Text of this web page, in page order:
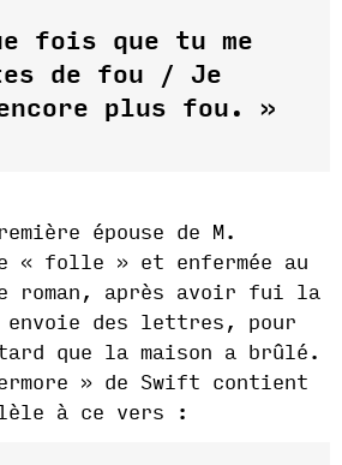
fois que tu me
de fou / Je
plus fou. »
épouse de M.
« folle » et enfermée au
roman, après avoir fui la
envoie des lettres, pour
que la maison a brûlé.
» de Swift contient
à ce vers :